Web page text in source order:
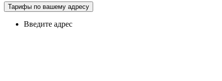
Тарифы по вашему адресу
Введите адрес